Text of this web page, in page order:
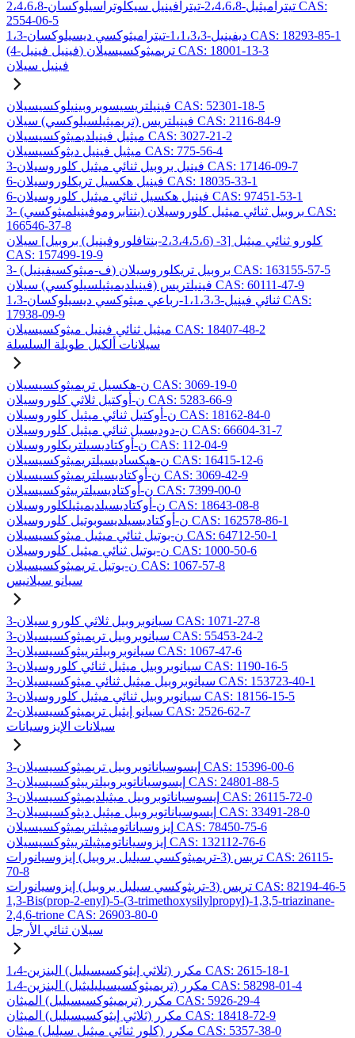
2،4،6،8-تيتراميثيل-2،4،6،8-تيترافينيل سيكلوتراسيلوكسان CAS:
2554-06-5
1،3-ديفينيل-1،1،3،3-تيتراميثوكسي ديسيلوكسان CAS: 18293-85-1
(4-فينيل فينيل) تريميثوكسيسيلان CAS: 18001-13-3
فينيل سيلان
فينيلتريسيسوبروبينيلوكسيسيلان CAS: 52301-18-5
فينيلتريس (تريميثيلسيلوكسي) سيلان CAS: 2116-84-9
ميثيل فينيلديميثوكسيسيلان CAS: 3027-21-2
ميثيل فينيل ديثوكسيسيلان CAS: 775-56-4
3-فينيل بروبيل ثنائي ميثيل كلوروسيلان CAS: 17146-09-7
6-فينيل هكسيل تريكلوروسيلان CAS: 18035-33-1
6-فينيل هكسيل ثنائي ميثيل كلوروسيلان CAS: 97451-53-1
3- (بنتابروموفينيلميثوكسي) بروبيل ثنائي ميثيل كلوروسيلان CAS:
166546-37-8
كلورو ثنائي ميثيل [3- (2،3،4،5،6-بنتافلوروفينيل) بروبيل] سيلان
CAS: 157499-19-9
3- (ف-ميثوكسيفينيل) بروبيل تريكلوروسيلان CAS: 163155-57-5
فينيلتريس (فينيلديميثيلسيلوكسي) سيلان CAS: 60111-47-9
1،3-ثنائي فينيل-1،1،3،3-رباعي ميثوكسي ديسيلوكسان CAS:
17938-09-9
ميثيل ثنائي فينيل ميثوكسيسيلان CAS: 18407-48-2
سيلانات ألكيل طويلة السلسلة
ن-هكسيل تريميثوكسيسيلان CAS: 3069-19-0
ن-أوكتيل ثلاثي كلوروسيلان CAS: 5283-66-9
ن-أوكتيل ثنائي ميثيل كلوروسيلان CAS: 18162-84-0
ن-دوديسيل ثنائي ميثيل كلوروسيلان CAS: 66604-31-7
ن-أوكتاديسيلتريكلوروسيلان CAS: 112-04-9
ن-هيكساديسيلتريميثوكسيسيلان CAS: 16415-12-6
ن-أوكتاديسيلتريميثوكسيسيلان CAS: 3069-42-9
ن-أوكتاديسيلترييثوكسيسيلان CAS: 7399-00-0
ن-أوكتاديسيلديميثيلكلوروسيلان CAS: 18643-08-8
ن-أوكتاديسيلديسوبوتيل كلوروسيلان CAS: 162578-86-1
ن-بوتيل ثنائي ميثيل ميثوكسيسيلان CAS: 64712-50-1
ن-بوتيل ثنائي ميثيل كلوروسيلان CAS: 1000-50-6
ن-بوتيل تريميثوكسيسيلان CAS: 1067-57-8
سيانو سيلانيس
3-سيانوبروبيل ثلاثي كلورو سيلان CAS: 1071-27-8
3-سيانوبروبيل تريميثوكسيسيلان CAS: 55453-24-2
3-سيانوبروبيلترييثوكسيسيلان CAS: 1067-47-6
3-سيانوبروبيل ميثيل ثنائي كلوروسيلان CAS: 1190-16-5
3-سيانوبروبيل ميثيل ثنائي ميثوكسيسيلان CAS: 153723-40-1
3-سيانوبروبيل ثنائي ميثيل كلوروسيلان CAS: 18156-15-5
2-سيانو إيثيل تريميثوكسيسيلان CAS: 2526-62-7
سيلانات الإيزوسيانات
3-إيسوسياناتوبروبيل تريميثوكسيسيلان CAS: 15396-00-6
3-إيسوسياناتوبروبيلترييثوكسيسيلان CAS: 24801-88-5
3-إيسوسياناتوبروبيل ميثيلديميثوكسيسيلان CAS: 26115-72-0
3-إيسوسياناتوبروبيل ميثيل ديثوكسيسيلان CAS: 33491-28-0
إيزوسياناتوميثيلتريميثوكسيسيلان CAS: 78450-75-6
إيزوسياناتوميثيلترييثوكسيسيلان CAS: 132112-76-6
تريس (3-تريميثوكسي سيليل بروبيل) إيزوسيانورات CAS: 26115-
70-8
تريس (3-تريثوكسي سيليل بروبيل) إيزوسيانورات CAS: 82194-46-5
1,3-Bis(prop-2-enyl)-5-(3-trimethoxysilylpropyl)-1,3,5-triazinane-
2,4,6-trione CAS: 26903-80-0
سيلان ثنائي الأرجل
1،4-مكرر (ثلاثي إيثوكسيسيليل) البنزين CAS: 2615-18-1
1،4-مكرر (تريميثوكسيسيليليثيل) البنزين CAS: 58298-01-4
مكرر (تريميثوكسيسيليل) الميثان CAS: 5926-29-4
مكرر (ثلاثي إيثوكسيسيليل) الميثان CAS: 18418-72-9
مكرر (كلور ثنائي ميثيل سيليل) ميثان CAS: 5357-38-0